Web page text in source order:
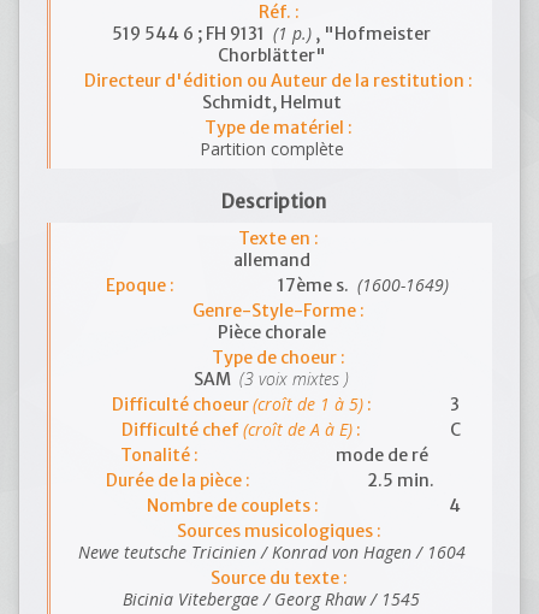
Réf. :
519 544 6 ; FH 9131 (1 p.) , "Hofmeister
Chorblätter"
Directeur d'édition ou Auteur de la restitution :
Schmidt, Helmut
Type de matériel :
Partition complète
Description
Texte en :
allemand
Epoque :
17ème s. (1600-1649)
Genre-Style-Forme :
Pièce chorale
Type de choeur :
SAM (3 voix mixtes )
Difficulté choeur(croît de 1 à 5):
3
Difficulté chef(croît de A à E) :
C
Tonalité :
mode de ré
Durée de la pièce :
2.5 min.
Nombre de couplets :
4
Sources musicologiques :
Newe teutsche Tricinien / Konrad von Hagen / 1604
Source du texte :
Bicinia Vitebergae / Georg Rhaw / 1545